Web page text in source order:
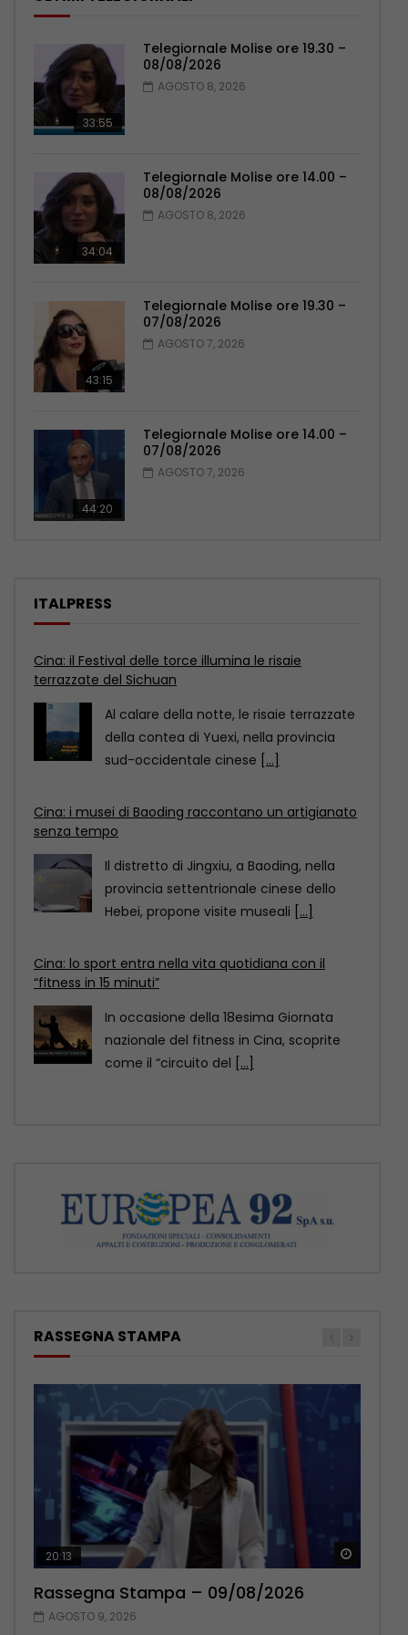
33:55
Telegiornale Molise ore 19.30 –
08/08/2026
AGOSTO 8, 2026
34:04
Telegiornale Molise ore 14.00 –
08/08/2026
AGOSTO 8, 2026
43:15
Telegiornale Molise ore 19.30 –
07/08/2026
AGOSTO 7, 2026
44:20
Telegiornale Molise ore 14.00 –
07/08/2026
AGOSTO 7, 2026
ITALPRESS
Cina: i musei di Baoding raccontano un artigianato
senza tempo
Il distretto di Jingxiu, a Baoding, nella
provincia settentrionale cinese dello
Hebei, propone visite museali
Cina: lo sport entra nella vita quotidiana con il
“fitness in 15 minuti”
In occasione della 18esima Giornata
nazionale del fitness in Cina, scoprite
come il “circuito del[...]
Cina: il Festival delle torce illumina le risaie
terrazzate del Sichuan
Al calare della notte, le risaie terrazzate
della contea di Yuexi, nella provincia
sud-occidentale cinese
RASSEGNA STAMPA
20:13
Rassegna Stampa – 09/08/2026
AGOSTO 9, 2026
14:03
Rassegna Stampa – 08/08/2026
AGOSTO 8, 2026